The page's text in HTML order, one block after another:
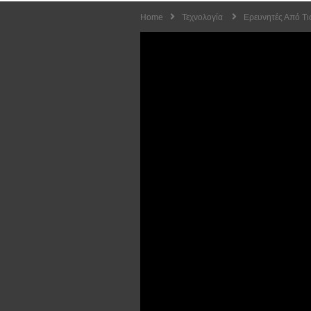
Home Τεχνολογία Ερευνητές Από